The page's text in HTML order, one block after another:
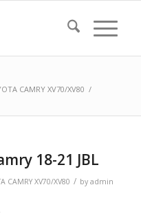
CAMRY XV70/XV80 /
18-21 JBL
CAMRY XV70/XV80 / by admin